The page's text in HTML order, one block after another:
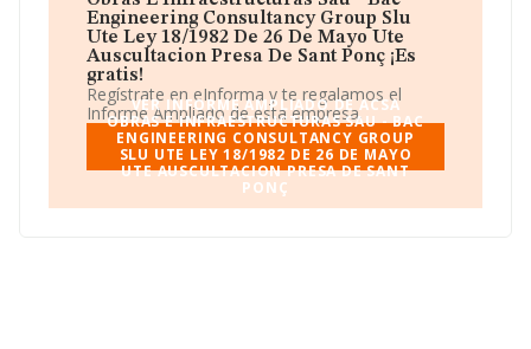
L'hospitalet de Llobregat, Barcelona. La actividad CNAE
de esta compañía es 9499 - Otras actividades
asociativas n.c.o.p.. La empreaAcsa Obras E
Infraestructuras Sau - Bac Engineering
Consultancy Group Slu Ute Ley 18/1982 De 26 De
Mayo Ute Auscultacion Presa De Sant Ponç
registra como Unión temporal de empresas.
Engineering Consultancy Group Slu
Ute Ley 18/1982 De 26 De Mayo Ute
Auscultacion Presa De Sant Ponç ¡Es
gratis!
Regístrate en eInforma y te regalamos el
Informe Ampliado de esta empresa.
VER INFORME AMPLIADO DE ACSA
OBRAS E INFRAESTRUCTURAS SAU - BAC
ENGINEERING CONSULTANCY GROUP
SLU UTE LEY 18/1982 DE 26 DE MAYO
UTE AUSCULTACION PRESA DE SANT
PONÇ